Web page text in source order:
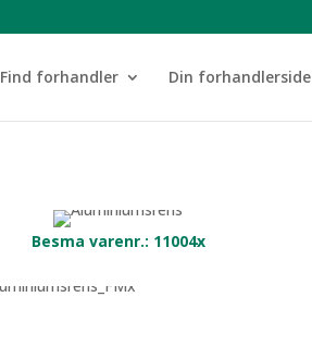
Find forhandler Din forhandlerside
Besma varenr.: 11004x